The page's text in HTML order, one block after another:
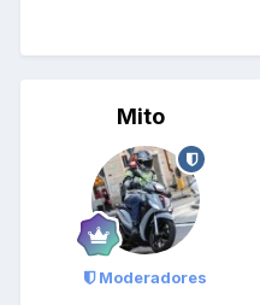
Mito
Moderadores